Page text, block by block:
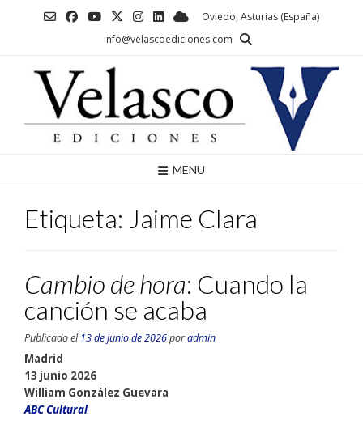
Oviedo, Asturias (España)
info@velascoediciones.com
MENU
Etiqueta: Jaime Clara
Cambio de hora: Cuando la
canción se acaba
Publicado el 13 de junio de 2026poradmin
Madrid
13 junio 2026
William González Guevara
ABC Cultural